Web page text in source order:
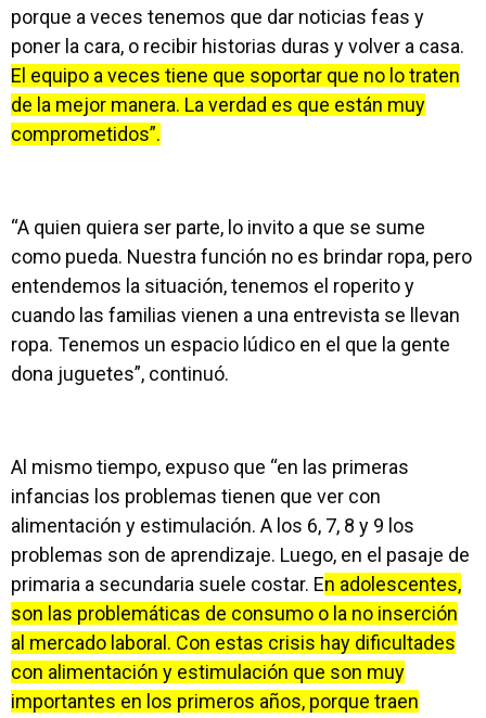
porque a veces tenemos que dar noticias feas y
poner la cara, o recibir historias duras y volver a casa.
El equipo a veces tiene que soportar que no lo traten
de la mejor manera. La verdad es que están muy
comprometidos”.
“A quien quiera ser parte, lo invito a que se sume
como pueda. Nuestra función no es brindar ropa, pero
entendemos la situación, tenemos el roperito y
cuando las familias vienen a una entrevista se llevan
ropa. Tenemos un espacio lúdico en el que la gente
dona juguetes”, continuó.
Al mismo tiempo, expuso que “en las primeras
infancias los problemas tienen que ver con
alimentación y estimulación. A los 6, 7, 8 y 9 los
problemas son de aprendizaje. Luego, en el pasaje de
primaria a secundaria suele costar. En adolescentes,
son las problemáticas de consumo o la no inserción
al mercado laboral. Con estas crisis hay dificultades
con alimentación y estimulación que son muy
importantes en los primeros años, porque traen